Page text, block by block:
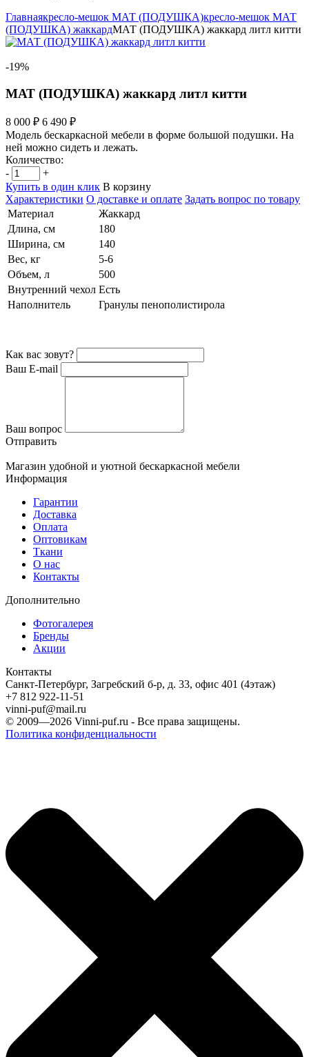
Главнаякресло-мешок МАТ (ПОДУШКА)кресло-мешок МАТ
(ПОДУШКА) жаккардМАТ (ПОДУШКА) жаккард литл китти
-19%
МАТ (ПОДУШКА) жаккард литл китти
8 000 ₽ 6 490 ₽
Модель бескаркасной мебели в форме большой подушки. На
ней можно сидеть и лежать.
Количество:
-
+
Купить в один клик В корзину
Характеристики О доставке и оплате Задать вопрос по товару
Материал
Жаккард
Длина, см
180
Ширина, см
140
Вес, кг
5-6
Объем, л
500
Внутренний чехол Есть
Наполнитель
Гранулы пенополистирола
Как вас зовут?
Ваш E-mail
Ваш вопрос
Отправить
Магазин удобной и уютной бескаркасной мебели
Информация
Гарантии
Доставка
Оплата
Оптовикам
Ткани
О нас
Контакты
Дополнительно
Фотогалерея
Бренды
Акции
Контакты
Санкт-Петербург, Загребский б-р, д. 33, офис 401 (4этаж)
+7 812 922-11-51
vinni-puf@mail.ru
© 2009—2026 Vinni-puf.ru - Все права защищены.
Политика конфиденциальности